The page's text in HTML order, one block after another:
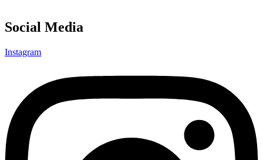
Social Media
Instagram